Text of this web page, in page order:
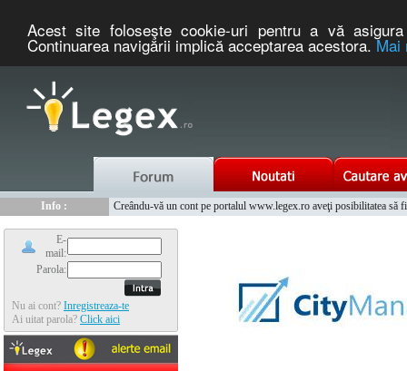
Acest site foloseşte cookie-uri pentru a vă
Continuarea navigării implică acceptarea acestora.Mai
Info :
www.tntauto.ro - Managementul Integrat al Parcului Auto
E-
mail:
Parola:
Nu ai cont? Inregistreaza-te
Ai uitat parola? Click aici